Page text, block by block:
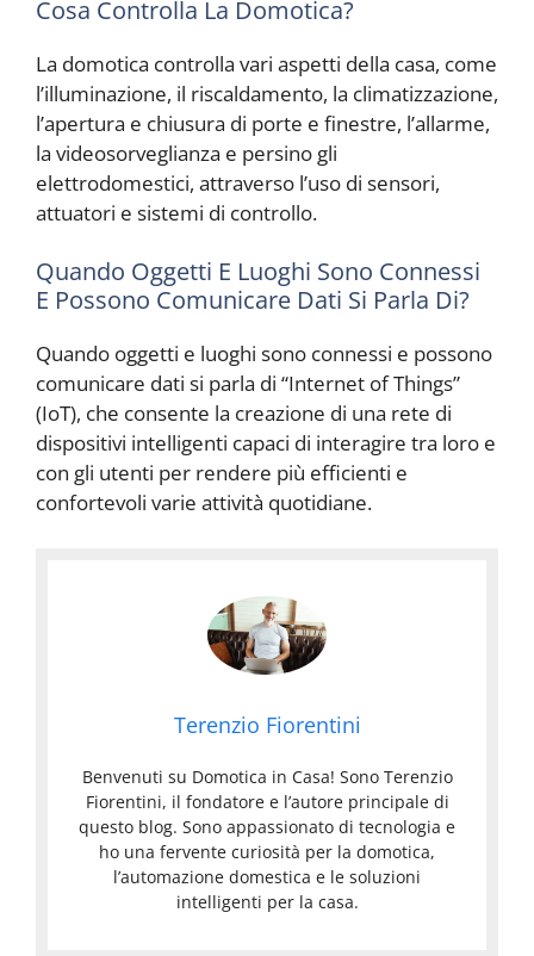
Cosa Controlla La Domotica?
La domotica controlla vari aspetti della casa, come
l’illuminazione, il riscaldamento, la climatizzazione,
l’apertura e chiusura di porte e finestre, l’allarme,
la videosorveglianza e persino gli
elettrodomestici, attraverso l’uso di sensori,
attuatori e sistemi di controllo.
Quando Oggetti E Luoghi Sono Connessi
E Possono Comunicare Dati Si Parla Di?
Quando oggetti e luoghi sono connessi e possono
comunicare dati si parla di “Internet of Things”
(IoT), che consente la creazione di una rete di
dispositivi intelligenti capaci di interagire tra loro e
con gli utenti per rendere più efficienti e
confortevoli varie attività quotidiane.
Terenzio Fiorentini
Benvenuti su Domotica in Casa! Sono Terenzio
Fiorentini, il fondatore e l’autore principale di
questo blog. Sono appassionato di tecnologia e
ho una fervente curiosità per la domotica,
l’automazione domestica e le soluzioni
intelligenti per la casa.